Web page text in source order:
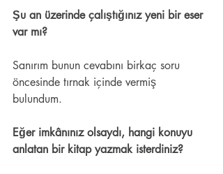
Şu an üzerinde çalıştığınız yeni bir eser
var mı?
Sanırım bunun cevabını birkaç soru
öncesinde tırnak içinde vermiş
bulundum.
Eğer imkânınız olsaydı, hangi konuyu
anlatan bir kitap yazmak isterdiniz?